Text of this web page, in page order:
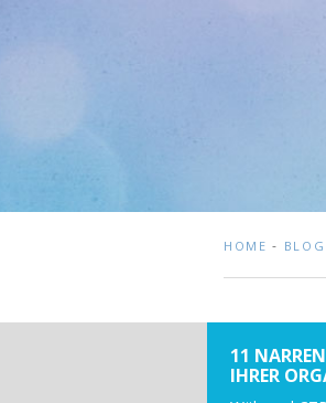
HOME - BLOG
11
IHRER